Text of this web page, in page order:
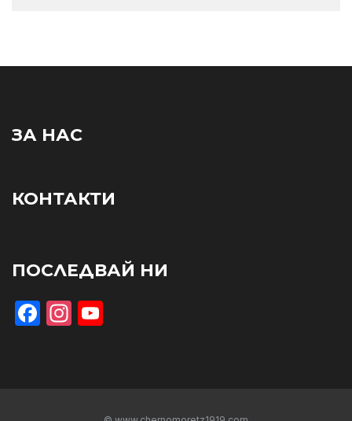
ЗА НАС
КОНТАКТИ
ПОСЛЕДВАЙ НИ
Facebook
Instagram